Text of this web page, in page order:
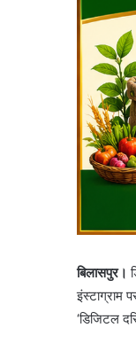
बिलासपुर।
इंस्टाग्राम
‘डिजिटल